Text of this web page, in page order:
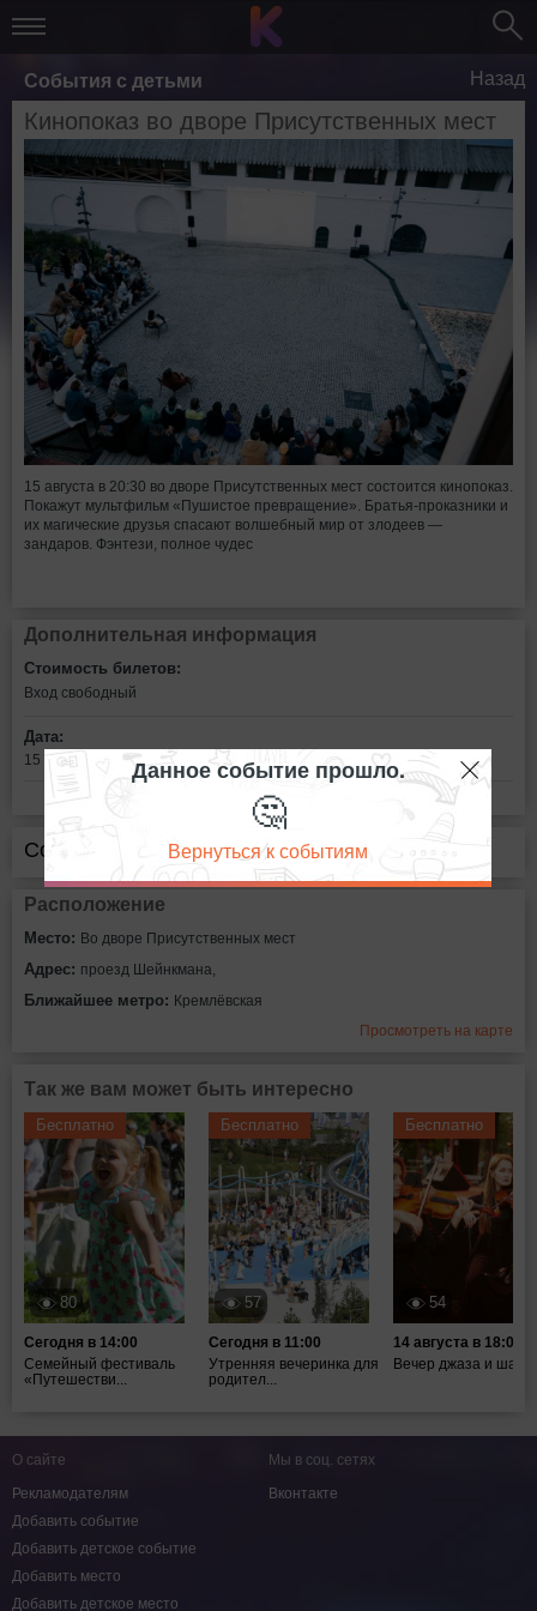
События с детьми Назад
Кинопоказ во дворе Присутственных мест
15 августа в 20:30 во дворе Присутственных мест состоится кинопоказ.
Покажут мультфильм «Пушистое превращение». Братья-проказники и
их магические друзья спасают волшебный мир от злодеев —
зандаров. Фэнтези, полное чудес
Дополнительная информация
Стоимость билетов:
Вход свободный
Дата:
15 августа в 20:30
Сообщить об ошибке
Расположение
Место: Во дворе Присутственных мест
Адрес: проезд Шейнкмана,
Ближайшее метро: Кремлёвская
Просмотреть на карте
Так же вам может быть интересно
Бесплатно
80
Сегодня в 14:00
Семейный фестиваль
«Путешестви...
Бесплатно
57
Сегодня в 11:00
Утренняя вечеринка для
родител...
Бесплатно
54
14 августа в 18:00
Вечер джаза и
Данное событие прошло.
🤔
Вернуться к событиям
О сайте
Рекламодателям
Добавить событие
Добавить детское событие
Добавить место
Добавить детское место
Мы в соц. сетях
Вконтакте